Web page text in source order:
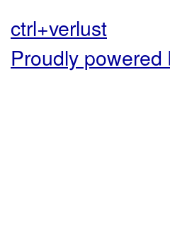
ctrl+verlust
Proudly powered